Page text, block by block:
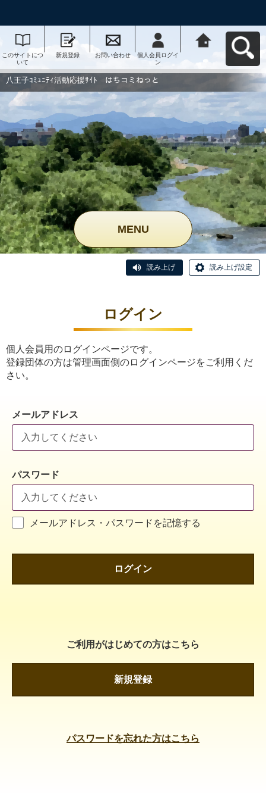
このサイトにつ
いて
新規登録 お問い合わせ
個人会員ログイ
ン
動応援ｻｲﾄ はち
コミねっとへ戻
八王子ｺﾐｭﾆﾃｨ活動応援ｻｲﾄ はちコミねっと
MENU
読み上げ 読み上げ設定
ログイン
個人会員用のログインページです。
登録団体の方は管理画面側のログインページをご利用くだ
さい。
メールアドレス
パスワード
メールアドレス・パスワードを記憶する
ログイン
ご利用がはじめての方はこちら
新規登録
パスワードを忘れた方はこちら